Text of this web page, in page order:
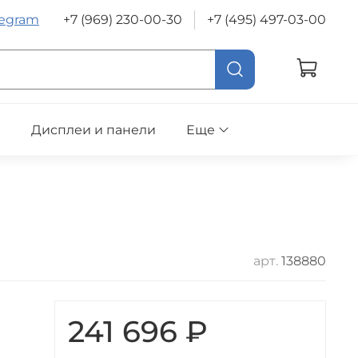
+7 (969) 230-00-30 +7 (495) 497-03-00
Дисплеи и панели Еще
арт. 138880
241 696 ₽